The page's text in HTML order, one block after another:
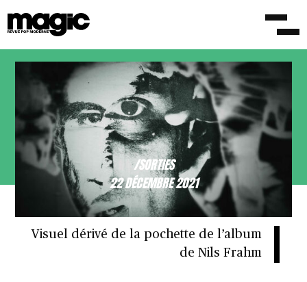
/SORTIES
22 DÉCEMBRE 2021
Visuel dérivé de la pochette de l’album
de Nils Frahm